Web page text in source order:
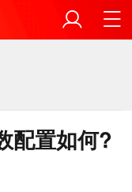
配置如何?